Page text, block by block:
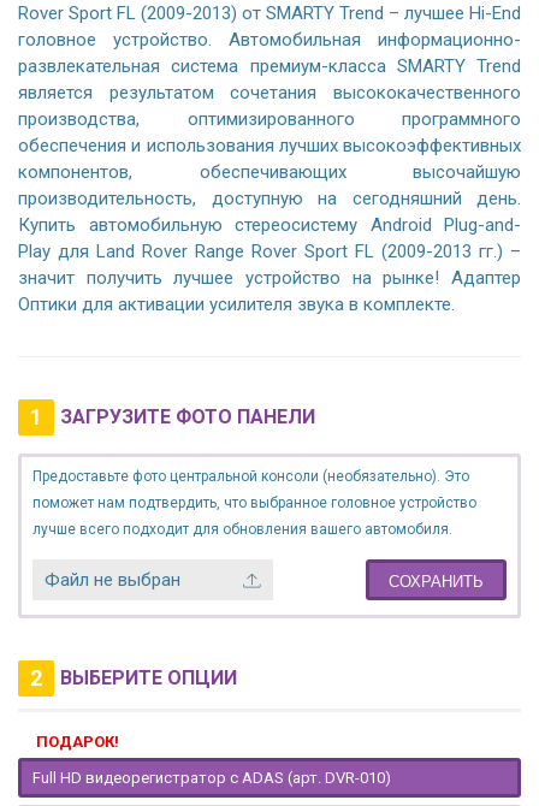
Rover Sport FL (2009-2013) от SMARTY Trend – лучшее Hi-End
головное устройство. Автомобильная информационно-
развлекательная система премиум-класса SMARTY Trend
является результатом сочетания высококачественного
производства, оптимизированного программного
обеспечения и использования лучших высокоэффективных
компонентов, обеспечивающих высочайшую
производительность, доступную на сегодняшний день.
Купить автомобильную стереосистему Android Plug-and-
Play для Land Rover Range Rover Sport FL (2009-2013 гг.) –
значит получить лучшее устройство на рынке! Адаптер
Оптики для активации усилителя звука в комплекте.
1 ЗАГРУЗИТЕ ФОТО ПАНЕЛИ
Предоставьте фото центральной консоли (необязательно). Это
поможет нам подтвердить, что выбранное головное устройство
лучше всего подходит для обновления вашего автомобиля.
Файл не выбран СОХРАНИТЬ
2 ВЫБЕРИТЕ ОПЦИИ
ПОДАРОК!
Full HD видеорегистратор с ADAS (арт. DVR-010)